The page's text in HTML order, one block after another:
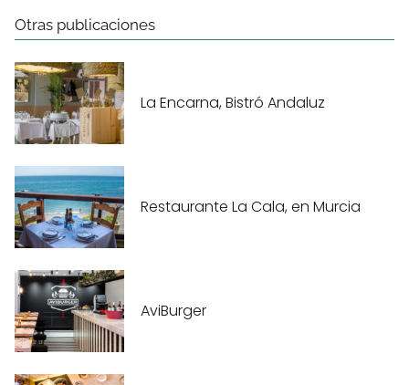
Otras publicaciones
La Encarna, Bistró Andaluz
Restaurante La Cala, en Murcia
AviBurger